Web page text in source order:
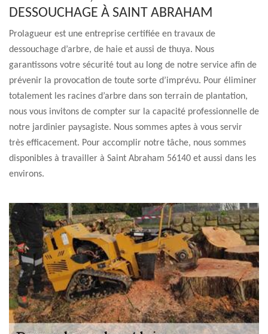
DESSOUCHAGE À SAINT ABRAHAM
Prolagueur est une entreprise certifiée en travaux de
dessouchage d’arbre, de haie et aussi de thuya. Nous
garantissons votre sécurité tout au long de notre service afin de
prévenir la provocation de toute sorte d’imprévu. Pour éliminer
totalement les racines d’arbre dans son terrain de plantation,
nous vous invitons de compter sur la capacité professionnelle de
notre jardinier paysagiste. Nous sommes aptes à vous servir
très efficacement. Pour accomplir notre tâche, nous sommes
disponibles à travailler à Saint Abraham 56140 et aussi dans les
environs.